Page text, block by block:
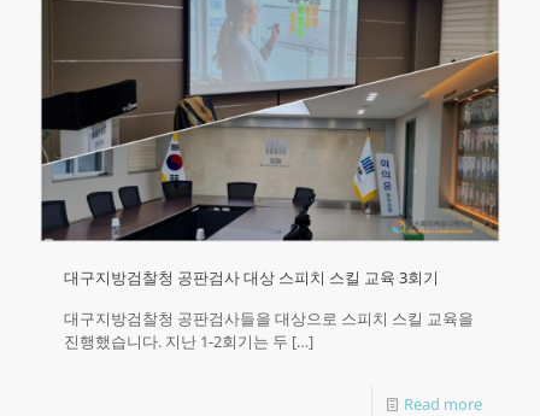
대구지방검찰청 공판검사 대상 스피치 스킬 교육 3회기
대구지방검찰청 공판검사들을 대상으로 스피치 스킬 교육을
진행했습니다. 지난 1-2회기는 두 […]
Read more